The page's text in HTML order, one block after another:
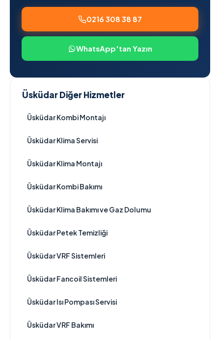
0216 308 38 87
WhatsApp'tan Yazın
Üsküdar Diğer Hizmetler
Üsküdar Kombi Montajı
Üsküdar Klima Servisi
Üsküdar Klima Montajı
Üsküdar Kombi Bakımı
Üsküdar Klima Bakımı ve Gaz Dolumu
Üsküdar Petek Temizliği
Üsküdar VRF Sistemleri
Üsküdar Fancoil Sistemleri
Üsküdar Isı Pompası Servisi
Üsküdar VRF Bakımı